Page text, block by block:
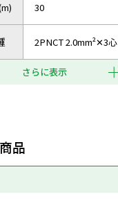
30
2PNCT 2.0mm²✕3心
さらに表示
品